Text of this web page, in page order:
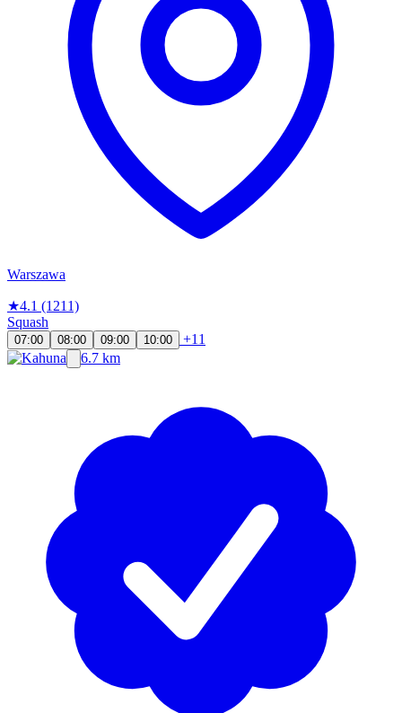
Warszawa
★4.1 (1211)
Squash
07:00 08:00 09:00 10:00
+11
6.7 km